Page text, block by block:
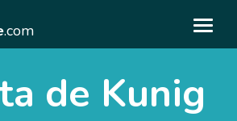
.com
de Kunig